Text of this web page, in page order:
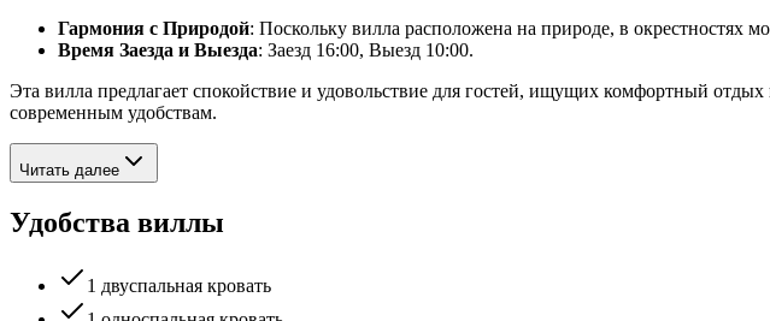
Гармония с Природой: Поскольку вилла расположена на природе, в окрестностях
Время Заезда и Выезда: Заезд 16:00, Выезд 10:00.
Эта вилла предлагает спокойствие и удовольствие для гостей, ищущих комфортный
современным удобствам.
Читать далее
Удобства виллы
1 двуспальная кровать